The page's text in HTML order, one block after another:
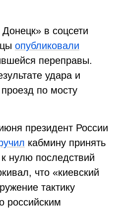
в соцсети
опубликовали
переправы.
удара и
по мосту
президент России
кабмину принять
нулю последствий
что «киевский
тактику
российским